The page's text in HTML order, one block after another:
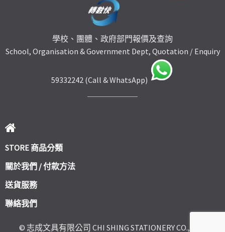
學校、團體、政府部門報價及查詢
School, Organisation & Government Dept, Quotation / Enquiry
59332242 (Call & WhatsApp)
STORE 商品分類
關於我們 / 付款方法
送貨服務
聯絡我們
© 志成文具有限公司 CHI SHING STATIONERY CO., LTD.